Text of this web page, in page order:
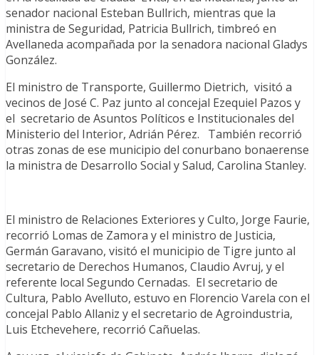
senador nacional Esteban Bullrich, mientras que la
ministra de Seguridad, Patricia Bullrich, timbreó en
Avellaneda acompañada por la senadora nacional Gladys
González.
El ministro de Transporte, Guillermo Dietrich, visitó a
vecinos de José C. Paz junto al concejal Ezequiel Pazos y
el secretario de Asuntos Políticos e Institucionales del
Ministerio del Interior, Adrián Pérez. También recorrió
otras zonas de ese municipio del conurbano bonaerense
la ministra de Desarrollo Social y Salud, Carolina Stanley.
El ministro de Relaciones Exteriores y Culto, Jorge Faurie,
recorrió Lomas de Zamora y el ministro de Justicia,
Germán Garavano, visitó el municipio de Tigre junto al
secretario de Derechos Humanos, Claudio Avruj, y el
referente local Segundo Cernadas. El secretario de
Cultura, Pablo Avelluto, estuvo en Florencio Varela con el
concejal Pablo Allaniz y el secretario de Agroindustria,
Luis Etchevehere, recorrió Cañuelas.